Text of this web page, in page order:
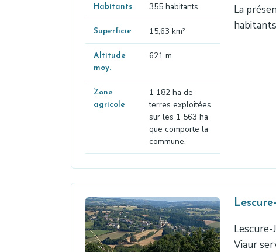
Habitants 355 habitants
Superficie 15,63 km²
Altitude
moy.
621 m
Zone
agricole
1 182 ha de
terres exploitées
sur les 1 563 ha
que comporte la
commune.
La
Lescure-
Viaur